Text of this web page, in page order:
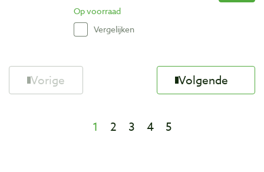
Op voorraad
Vergelijken
Vorige
1 2 3 4 5
Volgende